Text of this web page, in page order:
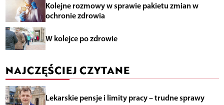
Kolejne rozmowy w sprawie pakietu zmian w
ochronie zdrowia
W kolejce po zdrowie
NAJCZĘŚCIEJ CZYTANE
Lekarskie pensje i limity pracy – trudne sprawy